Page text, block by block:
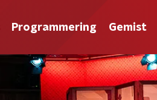
Programmering Gemist